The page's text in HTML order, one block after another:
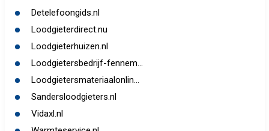
Detelefoongids.nl
Loodgieterdirect.nu
Loodgieterhuizen.nl
Loodgietersbedrijf-fennem...
Loodgietersmateriaalonlin...
Sandersloodgieters.nl
Vidaxl.nl